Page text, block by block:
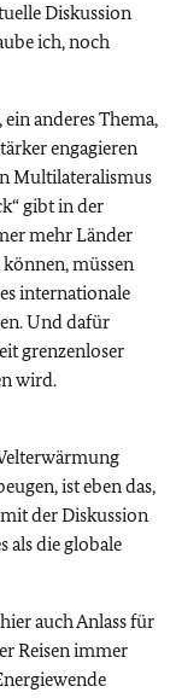
Diskussion
ich, noch
anderes Thema,
engagieren
Multilateralismus
gibt in der
mehr Länder
können, müssen
internationale
Und dafür
grenzenloser
wird.
ist eben das,
der Diskussion
als die globale
auch Anlass für
Reisen immer